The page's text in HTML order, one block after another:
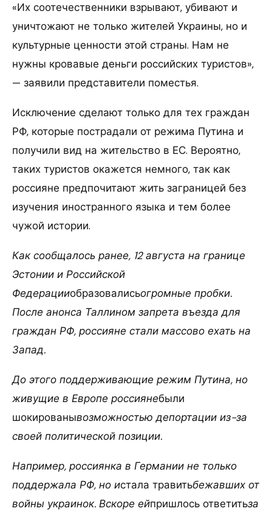
«Их соотечественники взрывают, убивают и
уничтожают не только жителей Украины, но и
культурные ценности этой страны. Нам не
нужны кровавые деньги российских туристов»,
— заявили представители поместья.
Исключение сделают только для тех граждан
РФ, которые пострадали от режима Путина и
получили вид на жительство в ЕС. Вероятно,
таких туристов окажется немного, так как
россияне предпочитают жить заграницей без
изучения иностранного языка и тем более
чужой истории.
Как сообщалось ранее, 12 августа на границе
Эстонии и Российской
Федерацииобразовалисьогромные пробки.
После анонса Таллином запрета въезда для
граждан РФ, россияне стали массово ехать на
Запад.
До этого поддерживающие режим Путина, но
живущие в Европе россиянебыли
шокированывозможностью депортации из-за
своей политической позиции.
Например, россиянка в Германии не только
поддержала РФ, но истала травитьбежавших от
войны украинок. Вскоре ейпришлось ответитьза